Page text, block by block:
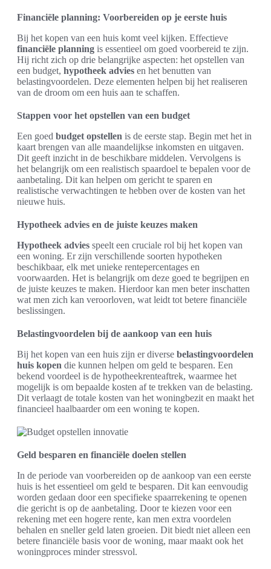
Financiële planning: Voorbereiden op je eerste huis
Bij het kopen van een huis komt veel kijken. Effectieve
financiële planning is essentieel om goed voorbereid te zijn.
Hij richt zich op drie belangrijke aspecten: het opstellen van
een budget, hypotheek advies en het benutten van
belastingvoordelen. Deze elementen helpen bij het realiseren
van de droom om een huis aan te schaffen.
Stappen voor het opstellen van een budget
Een goed budget opstellen is de eerste stap. Begin met het in
kaart brengen van alle maandelijkse inkomsten en uitgaven.
Dit geeft inzicht in de beschikbare middelen. Vervolgens is
het belangrijk om een realistisch spaardoel te bepalen voor de
aanbetaling. Dit kan helpen om gericht te sparen en
realistische verwachtingen te hebben over de kosten van het
nieuwe huis.
Hypotheek advies en de juiste keuzes maken
Hypotheek advies speelt een cruciale rol bij het kopen van
een woning. Er zijn verschillende soorten hypotheken
beschikbaar, elk met unieke rentepercentages en
voorwaarden. Het is belangrijk om deze goed te begrijpen en
de juiste keuzes te maken. Hierdoor kan men beter inschatten
wat men zich kan veroorloven, wat leidt tot betere financiële
beslissingen.
Belastingvoordelen bij de aankoop van een huis
Bij het kopen van een huis zijn er diverse belastingvoordelen
huis kopen die kunnen helpen om geld te besparen. Een
bekend voordeel is de hypotheekrenteaftrek, waarmee het
mogelijk is om bepaalde kosten af te trekken van de belasting.
Dit verlaagt de totale kosten van het woningbezit en maakt het
financieel haalbaarder om een woning te kopen.
Geld besparen en financiële doelen stellen
In de periode van voorbereiden op de aankoop van een eerste
huis is het essentieel om geld te besparen. Dit kan eenvoudig
worden gedaan door een specifieke spaarrekening te openen
die gericht is op de aanbetaling. Door te kiezen voor een
rekening met een hogere rente, kan men extra voordelen
behalen en sneller geld laten groeien. Dit biedt niet alleen een
betere financiële basis voor de woning, maar maakt ook het
woningproces minder stressvol.